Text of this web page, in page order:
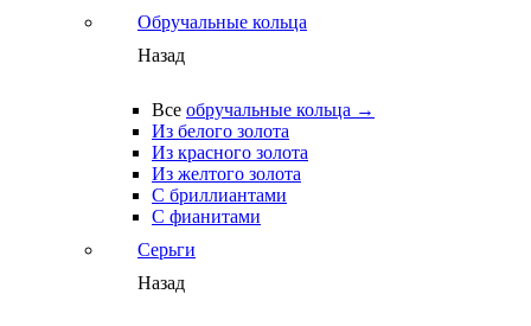
Обручальные кольца
Назад
Все обручальные кольца →
Из белого золота
Из красного золота
Из желтого золота
С бриллиантами
С фианитами
Серьги
Назад